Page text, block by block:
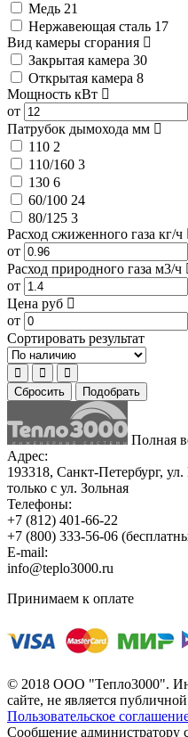
Медь 21
Нержавеющая сталь 17
Вид камеры сгорания
Закрытая камера 30
Открытая камера 8
Мощность кВт
от
Патрубок дымохода мм
110 2
110/160 3
130 6
60/100 24
80/125 3
Расход сжиженного газа кг/ч
от
Расход природного газа м3/ч
от
Цена руб
от
Сортировать результат
Сбросить Подобрать
Полная
Адрес:
193318, Санкт-Петербург,
только с ул. Зольная
Телефоны:
+7 (812) 401-66-22
+7 (800) 333-56-06
E-mail:
info@teplo3000.ru
Принимаем к оплате
© 2018 ООО "Тепло3000".
сайте, не является
Пользовательское
Сообщение администратору